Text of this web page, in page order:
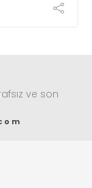
ve son